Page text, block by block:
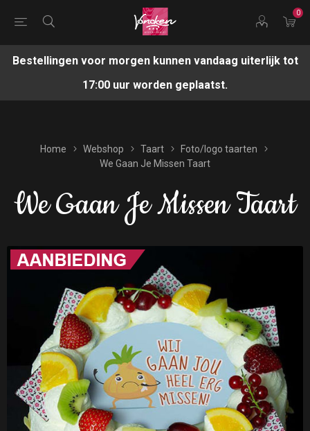
0
Bestellingen voor morgen kunnen vandaag uiterlijk tot
17:00 uur worden geplaatst.
Home Webshop Taart
Foto/logo taarten
We Gaan Je Missen Taart
We Gaan Je Missen Taart